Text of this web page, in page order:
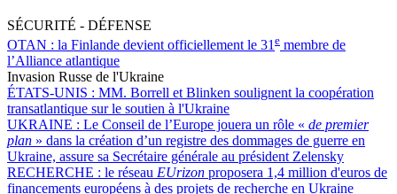
SÉCURITÉ - DÉFENSE
OTAN : la Finlande devient officiellement le 31 e membre de
l’Alliance atlantique
Invasion Russe de l'Ukraine
ÉTATS-UNIS : MM. Borrell et Blinken soulignent la coopération
transatlantique sur le soutien à l'Ukraine
UKRAINE : Le Conseil de l’Europe jouera un rôle « de premier
plan » dans la création d’un registre des dommages de guerre en
Ukraine, assure sa Secrétaire générale au président Zelensky
RECHERCHE : le réseau EUrizon proposera 1,4 million d'euros de
financements européens à des projets de recherche en Ukraine